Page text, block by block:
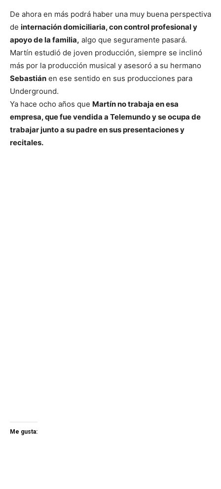
De ahora en más podrá haber una muy buena perspectiva
de internación domiciliaria, con control profesional y
apoyo de la familia, algo que seguramente pasará.
Martín estudió de joven producción, siempre se inclinó
más por la producción musical y asesoró a su hermano
Sebastián en ese sentido en sus producciones para
Underground.
Ya hace ocho años que Martín no trabaja en esa
empresa, que fue vendida a Telemundo y se ocupa de
trabajar junto a su padre en sus presentaciones y
recitales.
Me gusta: